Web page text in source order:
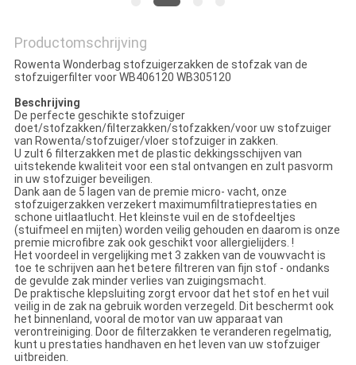
Productomschrijving
Rowenta Wonderbag stofzuigerzakken de stofzak van de
stofzuigerfilter voor WB406120 WB305120
Beschrijving
De perfecte geschikte stofzuiger
doet/stofzakken/filterzakken/stofzakken/voor uw stofzuiger
van Rowenta/stofzuiger/vloer stofzuiger in zakken.
U zult 6 filterzakken met de plastic dekkingsschijven van
uitstekende kwaliteit voor een stal ontvangen en zult pasvorm
in uw stofzuiger beveiligen.
Dank aan de 5 lagen van de premie micro- vacht, onze
stofzuigerzakken verzekert maximumfiltratieprestaties en
schone uitlaatlucht. Het kleinste vuil en de stofdeeltjes
(stuifmeel en mijten) worden veilig gehouden en daarom is onze
premie microfibre zak ook geschikt voor allergielijders. !
Het voordeel in vergelijking met 3 zakken van de vouwvacht is
toe te schrijven aan het betere filtreren van fijn stof - ondanks
de gevulde zak minder verlies van zuigingsmacht.
De praktische klepsluiting zorgt ervoor dat het stof en het vuil
veilig in de zak na gebruik worden verzegeld. Dit beschermt ook
het binnenland, vooral de motor van uw apparaat van
verontreiniging. Door de filterzakken te veranderen regelmatig,
kunt u prestaties handhaven en het leven van uw stofzuiger
uitbreiden.